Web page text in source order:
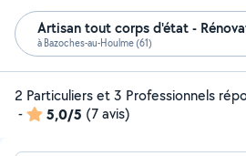
Artisan tout corps d'état -
à Bazoches-au-Houlme (61)
2 Particuliers et 3 Professionnels
-
5,0/5 (7 avis)